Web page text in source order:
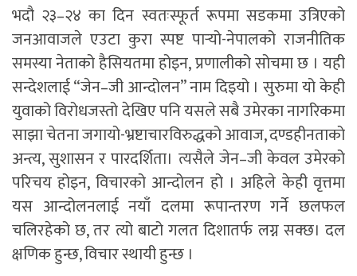
भदौ २३–२४ का दिन स्वतःस्फूर्त रूपमा सडकमा उत्रिएको
जनआवाजले एउटा कुरा स्पष्ट पार्‍यो-नेपालको राजनीतिक
समस्या नेताको हैसियतमा होइन, प्रणालीको सोचमा छ । यही
सन्देशलाई “जेन–जी आन्दोलन” नाम दिइयो । सुरुमा यो केही
युवाको विरोधजस्तो देखिए पनि यसले सबै उमेरका नागरिकमा
साझा चेतना जगायो-भ्रष्टाचारविरुद्धको आवाज, दण्डहीनताको
अन्त्य, सुशासन र पारदर्शिता। त्यसैले जेन–जी केवल उमेरको
परिचय होइन, विचारको आन्दोलन हो । अहिले केही वृत्तमा
यस आन्दोलनलाई नयाँ दलमा रूपान्तरण गर्ने छलफल
चलिरहेको छ, तर त्यो बाटो गलत दिशातर्फ लग्न सक्छ। दल
क्षणिक हुन्छ, विचार स्थायी हुन्छ ।